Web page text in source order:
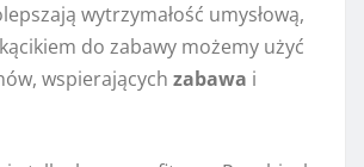
wytrzymałość umysłową,
do zabawy możemy użyć
wspierających zabawa i